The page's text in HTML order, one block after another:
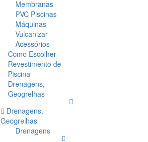
Membranas
PVC Piscinas
Máquinas
Vulcanizar
Acessórios
Como Escolher
Revestimento de
Piscina
Drenagens,
Geogrelhas
Drenagens,
Geogrelhas
Drenagens